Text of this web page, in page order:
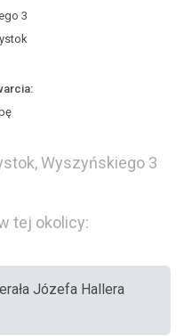
3
Wyszyńskiego 3
tej okolicy:
Józefa Hallera